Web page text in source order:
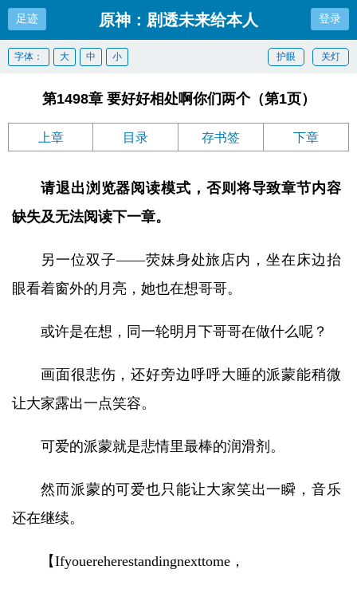
足迹 原神：剧透未来给本人 登录
关灯
护眼
字体： 大 中 小
第1498章 要好好相处啊你们两个（第1页）
上章 目录 存书签 下章
请退出浏览器阅读模式，否则将导致章节内容
缺失及无法阅读下一章。
另一位双子——荧妹身处旅店内，坐在床边抬
眼看着窗外的月亮，她也在想哥哥。
或许是在想，同一轮明月下哥哥在做什么呢？
画面很悲伤，还好旁边呼呼大睡的派蒙能稍微
让大家露出一点笑容。
可爱的派蒙就是悲情里最棒的润滑剂。
然而派蒙的可爱也只能让大家笑出一瞬，音乐
还在继续。
【Ifyouereherestandingnexttome，